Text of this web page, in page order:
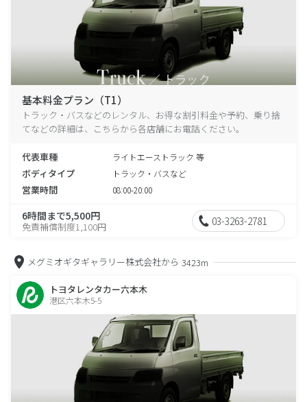
基本料金プラン（T1）
トラック・バスなどのレンタル、お得な割引料金や予約、乗り捨
てなどの詳細は、こちらから各店舗にお電話ください。
代表車種 ライトエーストラック 等
ボディタイプ トラック・バスなど
営業時間 08:00-20:00
6時間まで5,500円
免責補償制度1,100円 03-3263-2781
メグミオギタギャラリー株式会社から 3423m
トヨタレンタカー六本木
港区六本木5-5